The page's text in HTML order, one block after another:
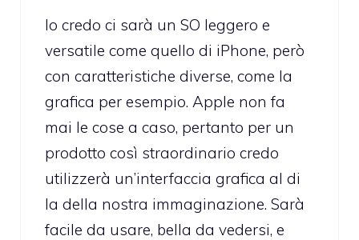
Io credo ci sarà un SO leggero e
versatile come quello di iPhone, però
con caratteristiche diverse, come la
grafica per esempio. Apple non fa
mai le cose a caso, pertanto per un
prodotto così straordinario credo
utilizzerà un’interfaccia grafica al di
la della nostra immaginazione. Sarà
facile da usare, bella da vedersi, e